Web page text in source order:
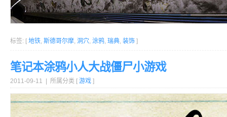
标签: [ 地铁, 斯德哥尔摩, 洞穴, 涂鸦, 瑞典, 装饰 ]
笔记本涂鸦小人大战僵尸小游戏
2011-09-11 | 所属分类 [ 游戏 ]